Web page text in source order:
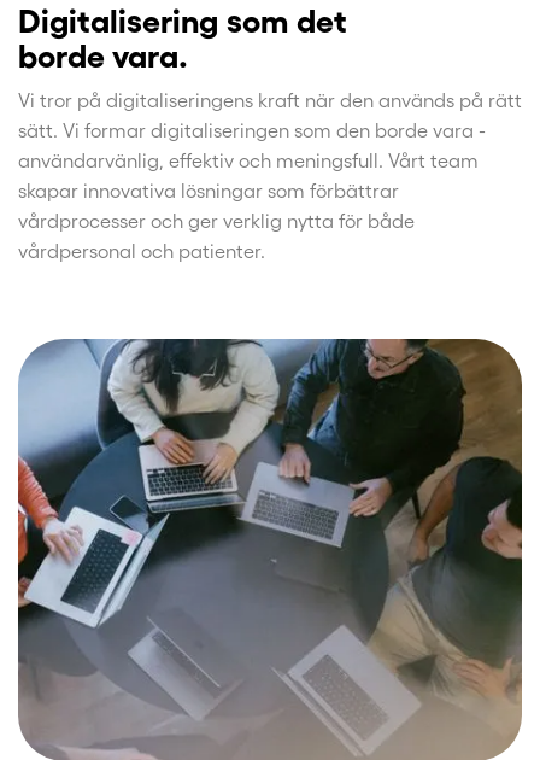
Digitalisering som det
borde vara.
Vi tror på digitaliseringens kraft när den används på rätt
sätt. Vi formar digitaliseringen som den borde vara -
användarvänlig, effektiv och meningsfull. Vårt team
skapar innovativa lösningar som förbättrar
vårdprocesser och ger verklig nytta för både
vårdpersonal och patienter.